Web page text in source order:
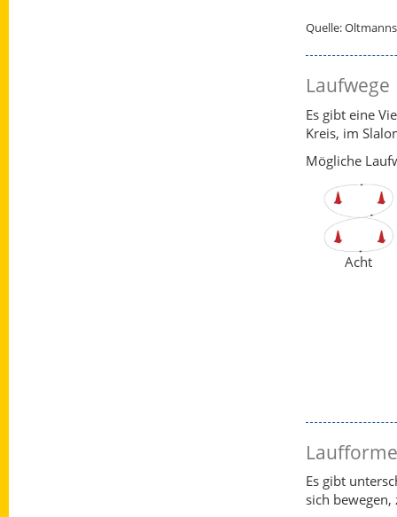
Quelle: Oltmanns
Laufwege
Es gibt eine
Kreis, im
Mögliche
Acht
Es gibt
sich bewegen,